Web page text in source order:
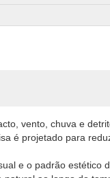
vento, chuva e
é projetado para
e o padrão estético